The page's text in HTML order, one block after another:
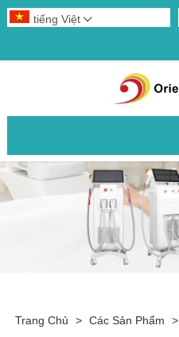
tiếng Việt 
Trang Chủ > Các Sản Phẩm >